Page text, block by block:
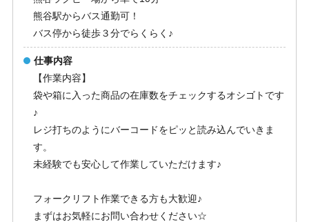
熊谷駅からバス通勤可！
バス停から徒歩３分でらくらく♪
仕事内容
【作業内容】
袋や箱に入った商品の在庫数をチェックするオシゴトです
♪
レジ打ちのようにバーコードをピッと読み込んでいきま
す。
未経験でも安心して作業していただけます♪
フォークリフト作業できる方も大歓迎♪
まずはお気軽にお問い合わせください☆